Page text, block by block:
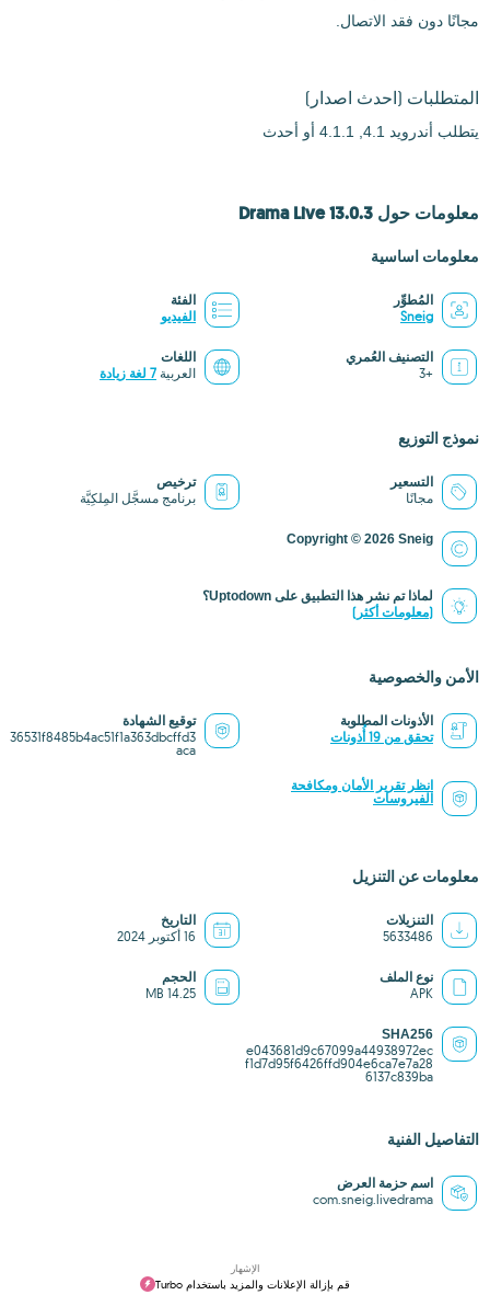
مجانًا دون فقد الاتصال.
المتطلبات (احدث اصدار)
يتطلب أندرويد 4.1, 4.1.1 أو أحدث
معلومات حول Drama Live 13.0.3
معلومات اساسية
المُطوِّر
Sneig
الفئة
الفيديو
التصنيف العُمري
+3
اللغات
العربية 7 لغة زيادة
نموذج التوزيع
التسعير
مجانًا
ترخيص
برنامج مسجَّل المِلكِيَّة
Copyright © 2026 Sneig
لماذا تم نشر هذا التطبيق على Uptodown؟
(معلومات أكثر)
الأمن والخصوصية
الأذونات المطلوبة
تحقق من 19 أُذونات
توقيع الشهادة
36531f8485b4ac51f1a363dbcffd3
aca
انظر تقرير الأمان ومكافحة
الفيروسات
معلومات عن التنزيل
التنزيلات
5633486
التاريخ
16 أكتوبر 2024
نوع الملف
APK
الحجم
14.25 MB
SHA256
e043681d9c67099a44938972ec
f1d7d95f6426ffd904e6ca7e7a28
6137c839ba
التفاصيل الفنية
اسم حزمة العرض
com.sneig.livedrama
الإشهار
قم بإزالة الإعلانات والمزيد باستخدام Turbo